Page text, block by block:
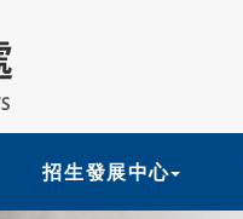
招生發展中心